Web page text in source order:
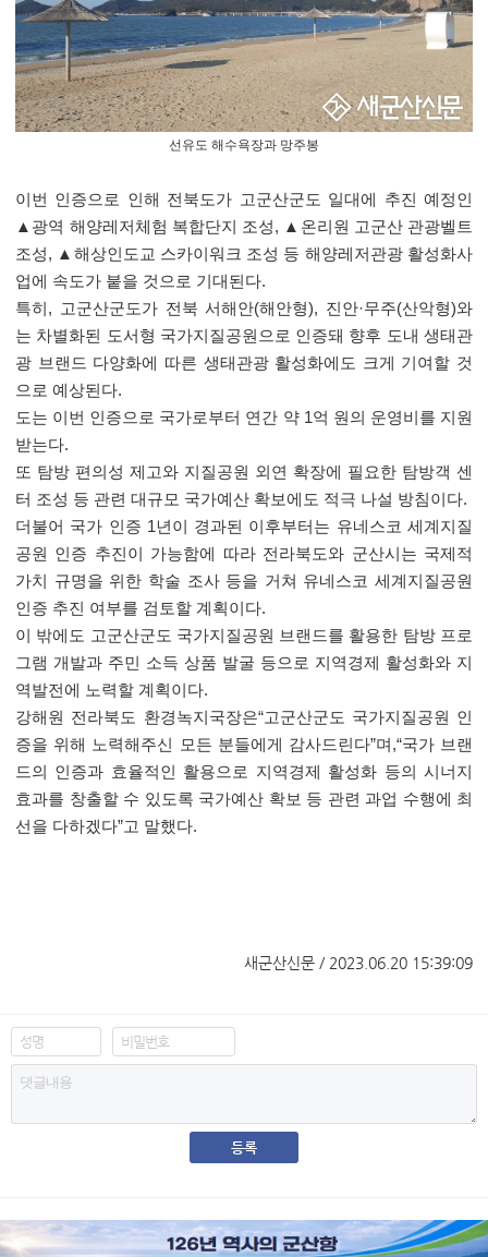
선유도 해수욕장과 망주봉
이번 인증으로 인해 전북도가 고군산군도 일대에 추진 예정인
▲광역 해양레저체험 복합단지 조성, ▲온리원 고군산 관광벨트
조성, ▲해상인도교 스카이워크 조성 등 해양레저관광 활성화사
업에 속도가 붙을 것으로 기대된다.
특히, 고군산군도가 전북 서해안(해안형), 진안·무주(산악형)와
는 차별화된 도서형 국가지질공원으로 인증돼 향후 도내 생태관
광 브랜드 다양화에 따른 생태관광 활성화에도 크게 기여할 것
으로 예상된다.
도는 이번 인증으로 국가로부터 연간 약 1억 원의 운영비를 지원
받는다.
또 탐방 편의성 제고와 지질공원 외연 확장에 필요한 탐방객 센
터 조성 등 관련 대규모 국가예산 확보에도 적극 나설 방침이다.
더불어 국가 인증 1년이 경과된 이후부터는 유네스코 세계지질
공원 인증 추진이 가능함에 따라 전라북도와 군산시는 국제적
가치 규명을 위한 학술 조사 등을 거쳐 유네스코 세계지질공원
인증 추진 여부를 검토할 계획이다.
이 밖에도 고군산군도 국가지질공원 브랜드를 활용한 탐방 프로
그램 개발과 주민 소득 상품 발굴 등으로 지역경제 활성화와 지
역발전에 노력할 계획이다.
강해원 전라북도 환경녹지국장은“고군산군도 국가지질공원 인
증을 위해 노력해주신 모든 분들에게 감사드린다”며,“국가 브랜
드의 인증과 효율적인 활용으로 지역경제 활성화 등의 시너지
효과를 창출할 수 있도록 국가예산 확보 등 관련 과업 수행에 최
선을 다하겠다”고 말했다.
새군산신문 / 2023.06.20 15:39:09